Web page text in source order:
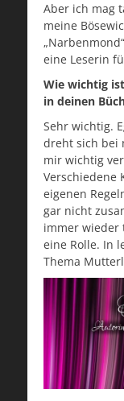
Aber ich mag
meine
eine Leserin
Wie wichtig
in deinen
Sehr wichtig.
dreht sich bei
mir wichtig
Verschiedene
eigenen
gar nicht
immer wieder
eine Rolle. In
Thema